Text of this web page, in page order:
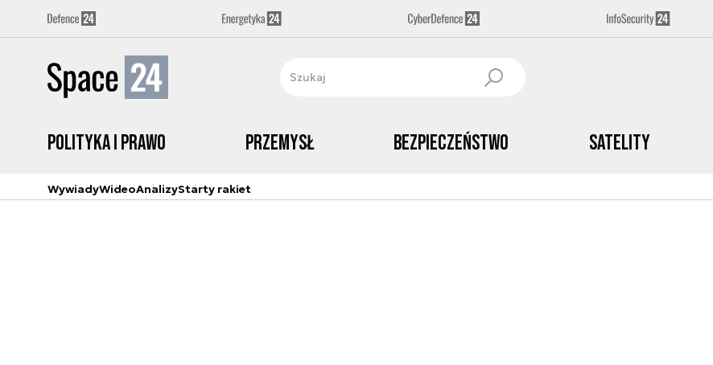
Polityka i prawo Przemysł Bezpieczeństwo Satelity
WywiadyWideoAnalizyStarty rakiet